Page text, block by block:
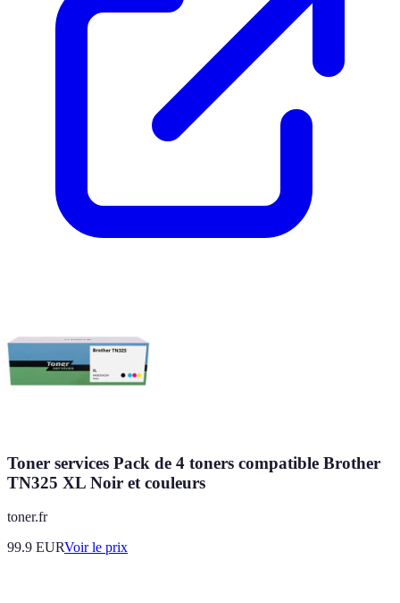
Toner services Pack de 4 toners compatible Brother
TN325 XL Noir et couleurs
toner.fr
99.9 EURVoir le prix